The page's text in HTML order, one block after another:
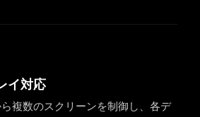
イ対応
複数のスクリーンを制御し、各デ